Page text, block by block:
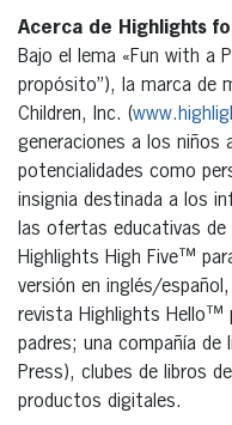
Acerca de Highlights
Bajo el lema «Fun with a
propósito”), la marca de
Children, Inc. (
generaciones a los niños
potencialidades como
insignia destinada a los
las ofertas educativas de
Highlights High Five™
versión en inglés/
revista Highlights Hello™
padres; una compañía de
Press), clubes de libros
productos digitales.